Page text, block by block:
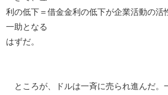
利の低下＝借金金利の低下が企業活動の活
一助となる
はずだ。
ところが、ドルは一斉に売られ進んだ。